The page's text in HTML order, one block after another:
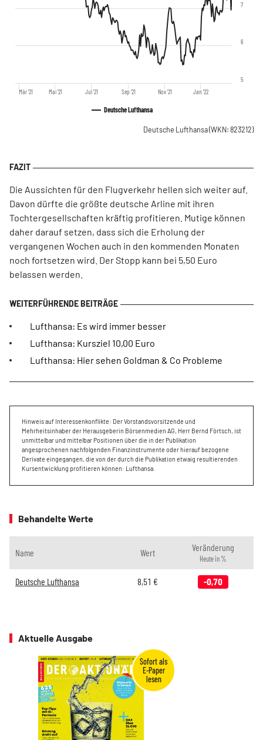
Deutsche Lufthansa
Mär '21 Mai '21 Jul '21 Sep '21 Nov '21 Jan '22
5
6
7
Deutsche Lufthansa(WKN: 823212)
Die Aussichten für den Flugverkehr hellen sich weiter auf.
Davon dürfte die größte deutsche Arline mit ihren
Tochtergesellschaften kräftig profitieren. Mutige können
daher darauf setzen, dass sich die Erholung der
vergangenen Wochen auch in den kommenden Monaten
noch fortsetzen wird. Der Stopp kann bei 5,50 Euro
belassen werden.
Lufthansa: Es wird immer besser
Lufthansa: Kursziel 10,00 Euro
Lufthansa: Hier sehen Goldman & Co Probleme
Hinweis auf Interessenkonflikte: Der Vorstandsvorsitzende und
Mehrheitsinhaber der Herausgeberin Börsenmedien AG, Herr Bernd Förtsch, ist
unmittelbar und mittelbar Positionen über die in der Publikation
angesprochenen nachfolgenden Finanzinstrumente oder hierauf bezogene
Derivate eingegangen, die von der durch die Publikation etwaig resultierenden
Kursentwicklung profitieren können: Lufthansa.
Behandelte Werte
Name Wert Veränderung
Heute in %
Deutsche Lufthansa 8,51 € -0,70
Aktuelle Ausgabe